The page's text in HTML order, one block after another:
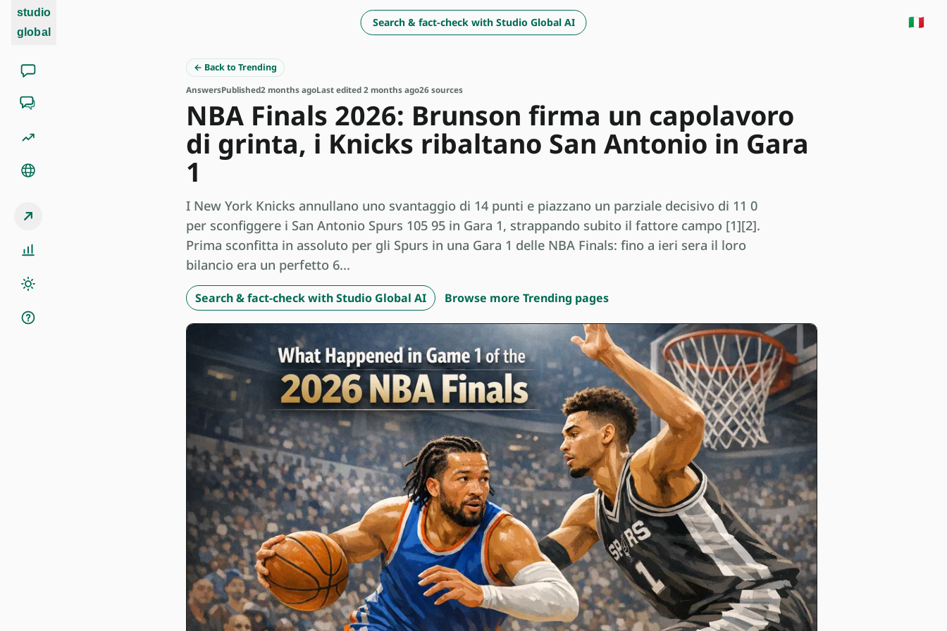
studio
global
Search & fact-check with Studio Global AI 🇮🇹
← Back to Trending
AnswersPublished2 months agoLast edited 2 months ago26 sources
NBA Finals 2026: Brunson firma un capolavoro
di grinta, i Knicks ribaltano San Antonio in Gara
1
I New York Knicks annullano uno svantaggio di 14 punti e piazzano un parziale decisivo di 11 0
per sconfiggere i San Antonio Spurs 105 95 in Gara 1, strappando subito il fattore campo [1][2].
Prima sconfitta in assoluto per gli Spurs in una Gara 1 delle NBA Finals: fino a ieri sera il loro
bilancio era un perfetto 6...
Search & fact-check with Studio Global AI Browse more Trending pages